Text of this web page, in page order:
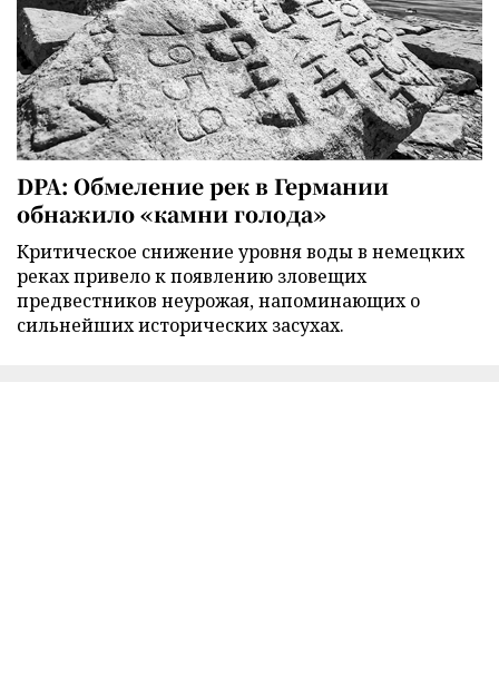
DPA: Обмеление рек в Германии
обнажило «камни голода»
Критическое снижение уровня воды в немецких
реках привело к появлению зловещих
предвестников неурожая, напоминающих о
сильнейших исторических засухах.